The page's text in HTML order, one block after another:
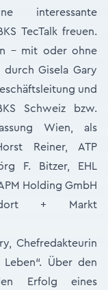
interessante
TecTalk freuen.
- mit oder ohne
Gisela Gary
und
Schweiz bzw.
Wien, als
Reiner, ATP
F. Bitzer, EHL
Holding GmbH
+ Markt
Chefredakteurin
Leben“. Über den
Erfolg eines